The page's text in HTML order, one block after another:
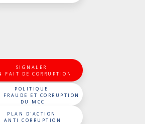
SIGNALER
FAIT DE CORRUPTION
POLITIQUE
ET CORRUPTION
DU MCC
PLAN D'ACTION
ANTI CORRUPTION